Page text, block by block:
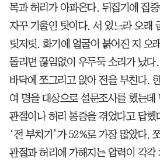
목과 허리가 아파온다. 뒤집기에 집
자꾸 기울인 탓이다. 서 있느라 오래
릿저릿. 화기에 얼굴이 붉어진 지 오
돌리면 끊임없이 우두둑 소리가 났다
바닥에 쪼그리고 앉아 전을 부친다.
여 명을 대상으로 설문조사를 했는데
관절이나 허리 통증을 겪었다고 답했
‘전 부치기’가 52%로 가장 많았다.
관절과 허리에 가해지는 압력이 각